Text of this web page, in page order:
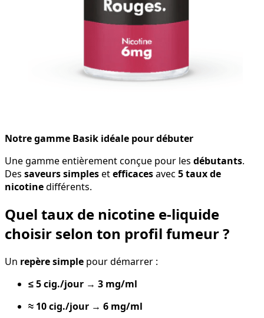
Notre gamme Basik idéale pour débuter
Une gamme entièrement conçue pour les débutants.
Des saveurs simplesetefficacesavec 5 taux de
nicotinedifférents.
Quel taux de nicotine e-liquide
choisir selon ton profil fumeur ?
Un repère simple pour démarrer :
≤ 5 cig./jour → 3 mg/ml
≈ 10 cig./jour → 6 mg/ml